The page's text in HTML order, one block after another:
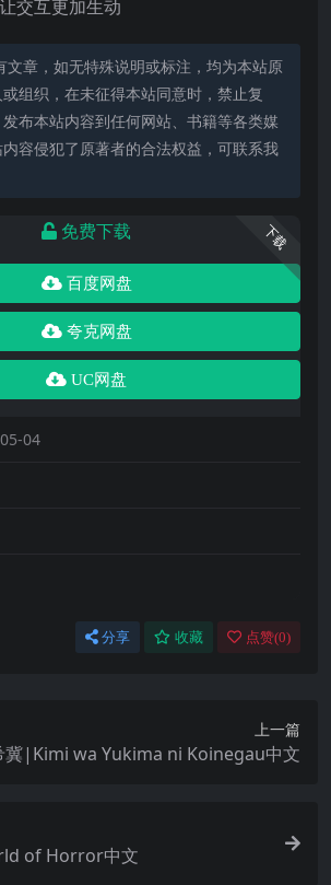
交互更加生动
文章，如无特殊说明或标注，均为本站原
组织，在未征得本站同意时，禁止复
布本站内容到任何网站、书籍等各类媒
容侵犯了原著者的合法权益，可联系我
下载
免费下载
百度网盘
夸克网盘
UC网盘
04
分享 收藏 点赞(0)
上一篇
冀|Kimi wa Yukima ni Koinegau中文
of Horror中文